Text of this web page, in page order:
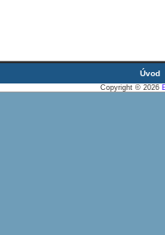
Úvod
Copyright © 2026